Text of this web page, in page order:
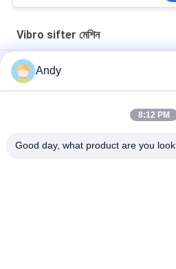
Vibro sifter মেশিন
High-Frequency Screen for Fine
and Building Materials
Andy
8:12 PM
Good day, what product are you